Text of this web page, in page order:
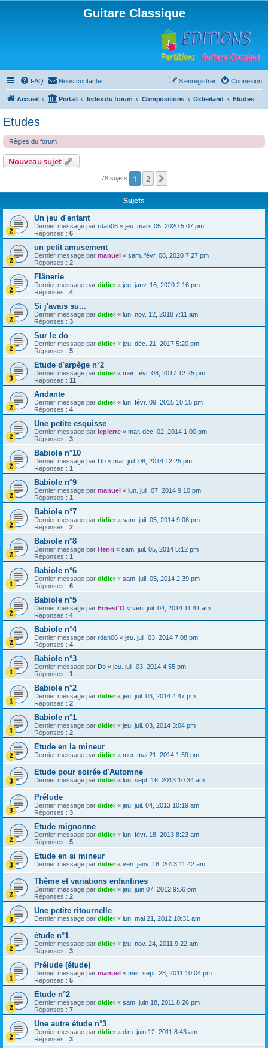
Guitare Classique
FAQ Nous contacter Connexion
S’enregistrer
Accueil Portail Index du forum Compositions Didierland Etudes
Etudes
Règles du forum
Nouveau sujet
78 sujets 1 2
Sujets
Un jeu d'enfant
Dernier message par rdan06 « jeu. mars 05, 2020 5:07 pm
Réponses : 6
un petit amusement
Dernier message par manuel « sam. févr. 08, 2020 7:27 pm
Réponses : 2
Flânerie
Dernier message par didier« jeu. janv. 16, 2020 2:16 pm
Réponses : 4
Si j'avais su...
Dernier message par didier« lun. nov. 12, 2018 7:11 am
Réponses : 3
Sur le do
Dernier message par didier« jeu. déc. 21, 2017 5:20 pm
Réponses : 5
Etude d'arpège n°2
Dernier message par didier« mer. févr. 08, 2017 12:25 pm
Réponses : 11
Andante
Dernier message par didier« lun. févr. 09, 2015 10:15 pm
Réponses : 4
Une petite esquisse
Dernier message par lepierre « mar. déc. 02, 2014 1:00 pm
Réponses : 3
Babiole n°10
Dernier message par Do « mar. juil. 08, 2014 12:25 pm
Réponses : 1
Babiole n°9
Dernier message par manuel « lun. juil. 07, 2014 9:10 pm
Réponses : 1
Babiole n°7
Dernier message par didier« sam. juil. 05, 2014 9:06 pm
Réponses : 2
Babiole n°8
Dernier message par Henri « sam. juil. 05, 2014 5:12 pm
Réponses : 1
Babiole n°6
Dernier message par didier« sam. juil. 05, 2014 2:39 pm
Réponses : 6
Babiole n°5
Dernier message par Ernest'O « ven. juil. 04, 2014 11:41 am
Réponses : 4
Babiole n°4
Dernier message par rdan06 « jeu. juil. 03, 2014 7:08 pm
Réponses : 4
Babiole n°3
Dernier message par Do « jeu. juil. 03, 2014 4:55 pm
Réponses : 1
Babiole n°2
Dernier message par didier« jeu. juil. 03, 2014 4:47 pm
Réponses : 2
Babiole n°1
Dernier message par didier« jeu. juil. 03, 2014 3:04 pm
Réponses : 2
Etude en la mineur
Dernier message par didier« mer. mai 21, 2014 1:59 pm
Etude pour soirée d'Automne
Dernier message par didier« lun. sept. 16, 2013 10:34 am
Prélude
Dernier message par didier« jeu. juil. 04, 2013 10:19 am
Réponses : 3
Etude mignonne
Dernier message par didier« lun. févr. 18, 2013 8:23 am
Réponses : 5
Etude en si mineur
Dernier message par didier« ven. janv. 18, 2013 11:42 am
Thème et variations enfantines
Dernier message par didier« jeu. juin 07, 2012 9:56 pm
Réponses : 2
Une petite ritournelle
Dernier message par didier« lun. mai 21, 2012 10:31 am
étude n°1
Dernier message par didier« jeu. nov. 24, 2011 9:22 am
Réponses : 3
Prélude (étude)
Dernier message par manuel « mer. sept. 28, 2011 10:04 pm
Réponses : 5
Etude n°2
Dernier message par didier« sam. juin 18, 2011 8:26 pm
Réponses : 7
Une autre étude n°3
Dernier message par didier« dim. juin 12, 2011 8:43 am
Réponses : 3